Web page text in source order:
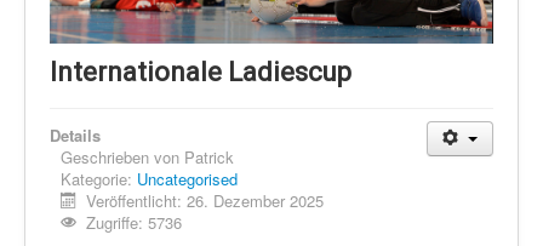
Schi Alpin
Schi Nordisch
Showdown
Datenschutz
Internationale Ladiescup
Details
Geschrieben von Patrick
Kategorie: Uncategorised
Veröffentlicht: 26. Dezember 2025
Zugriffe: 5736